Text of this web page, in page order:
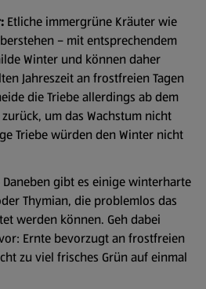
Etliche immergrüne Kräuter wie
– mit entsprechendem
Winter und können daher
Jahreszeit an frostfreien Tagen
die Triebe allerdings ab dem
um das Wachstum nicht
Triebe würden den Winter nicht
Daneben gibt es einige winterharte
Thymian, die problemlos das
werden können. Geh dabei
Ernte bevorzugt an frostfreien
zu viel frisches Grün auf einmal